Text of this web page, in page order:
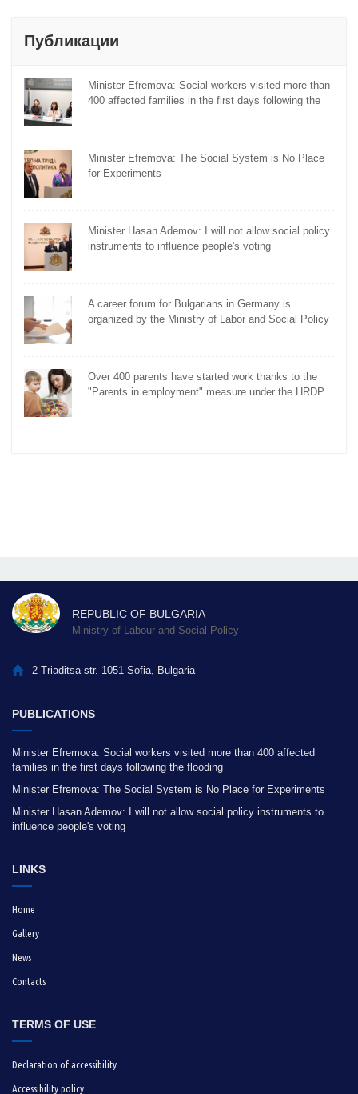
Публикации
Minister Efremova: Social workers visited more than
400 affected families in the first days following the
Minister Efremova: The Social System is No Place
for Experiments
Minister Hasan Ademov: I will not allow social policy
instruments to influence people's voting
A career forum for Bulgarians in Germany is
organized by the Ministry of Labor and Social Policy
Over 400 parents have started work thanks to the
"Parents in employment" measure under the HRDP
REPUBLIC OF BULGARIA
Ministry of Labour and Social Policy
2 Triaditsa str. 1051 Sofia, Bulgaria
PUBLICATIONS
Minister Efremova: Social workers visited more than 400 affected
families in the first days following the flooding
Minister Efremova: The Social System is No Place for Experiments
Minister Hasan Ademov: I will not allow social policy instruments to
influence people's voting
LINKS
Home
Gallery
News
Contacts
TERMS OF USE
Declaration of accessibility
Accessibility policy